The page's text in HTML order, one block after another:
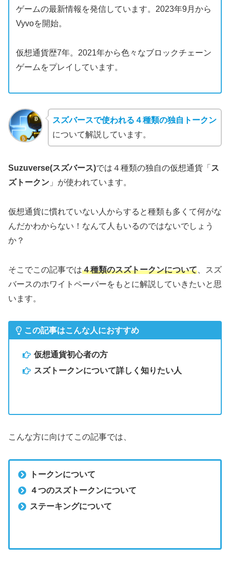
ゲームの最新情報を発信しています。2023年9月から
Vyvoを開始。
仮想通貨歴7年。2021年から色々なブロックチェーン
ゲームをプレイしています。
スズバースで使われる４種類の独自トークン
について解説しています。
Suzuverse(スズバース)では４種類の独自の仮想通貨「 ス
ズトークン 」が使われています。
仮想通貨に慣れていない人からすると種類も多くて何がな
んだかわからない！なんて人もいるのではないでしょう
か？
そこでこの記事では４種類のスズトークンについて 、スズ
バースのホワイトペーパーをもとに解説していきたいと思
います。
この記事はこんな人におすすめ
仮想通貨初心者の方
スズトークンについて詳しく知りたい人
こんな方に向けてこの記事では、
トークンについて
４つのスズトークンについて
ステーキングについて